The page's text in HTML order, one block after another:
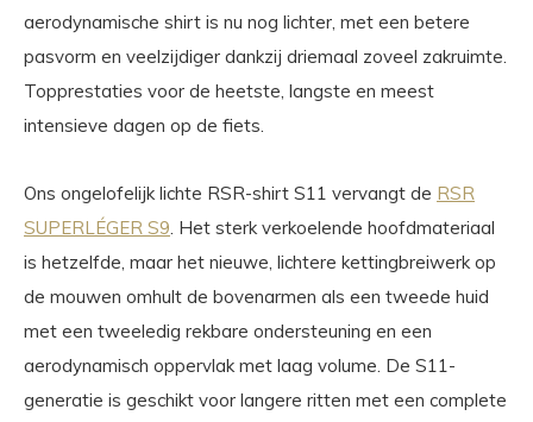
aerodynamische shirt is nu nog lichter, met een betere
pasvorm en veelzijdiger dankzij driemaal zoveel zakruimte.
Topprestaties voor de heetste, langste en meest
intensieve dagen op de fiets.
Ons ongelofelijk lichte RSR-shirt S11 vervangt de RSR
SUPERLÉGER S9. Het sterk verkoelende hoofdmateriaal
is hetzelfde, maar het nieuwe, lichtere kettingbreiwerk op
de mouwen omhult de bovenarmen als een tweede huid
met een tweeledig rekbare ondersteuning en een
aerodynamisch oppervlak met laag volume. De S11-
generatie is geschikt voor langere ritten met een complete